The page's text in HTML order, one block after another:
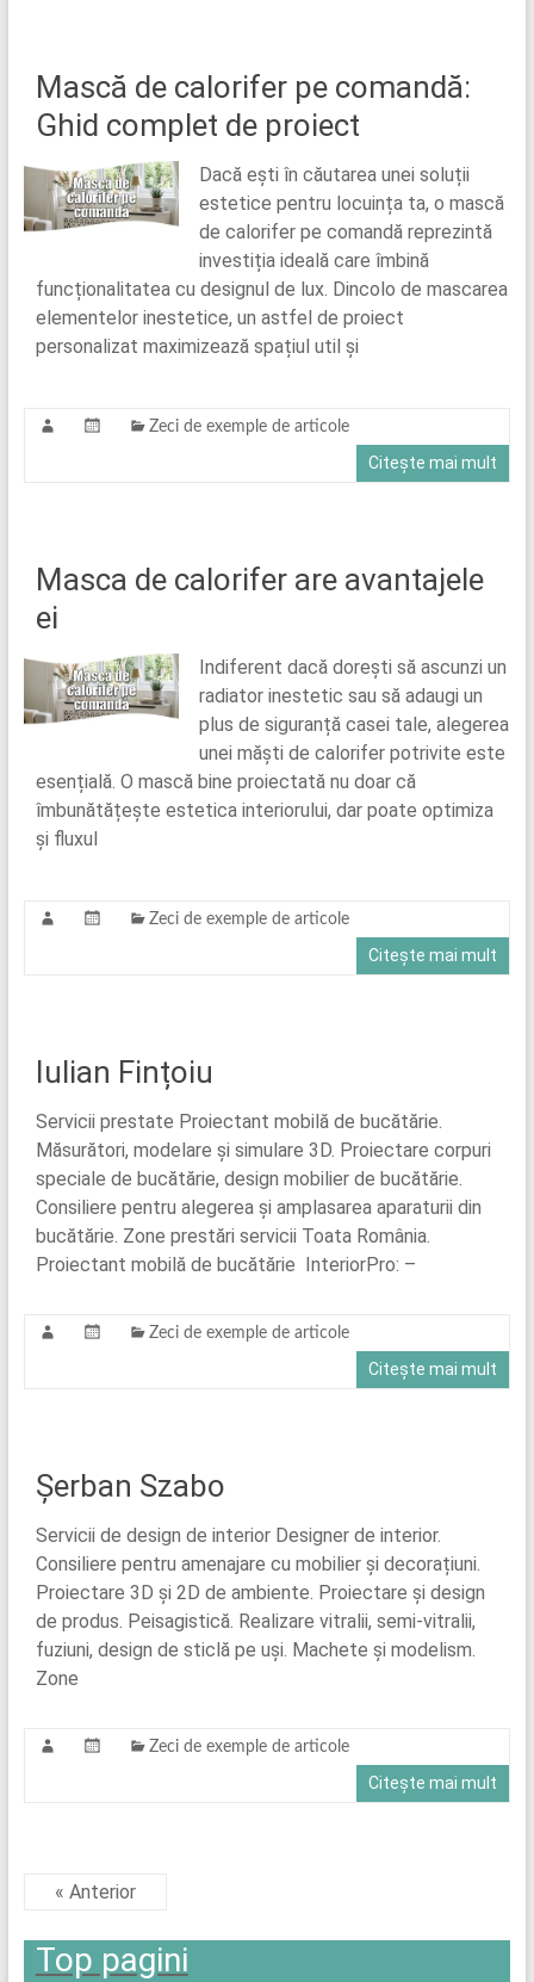
Mască de calorifer pe comandă:
Ghid complet de proiect
Dacă ești în căutarea unei soluții
estetice pentru locuința ta, o mască
de calorifer pe comandă reprezintă
investiția ideală care îmbină
funcționalitatea cu designul de lux. Dincolo de mascarea
elementelor inestetice, un astfel de proiect
personalizat maximizează spațiul util și
Zeci de exemple de articole
Citește mai mult
Masca de calorifer are avantajele
ei
Indiferent dacă dorești să ascunzi un
radiator inestetic sau să adaugi un
plus de siguranță casei tale, alegerea
unei măști de calorifer potrivite este
esențială. O mască bine proiectată nu doar că
îmbunătățește estetica interiorului, dar poate optimiza
și fluxul
Zeci de exemple de articole
Citește mai mult
Iulian Fințoiu
Servicii prestate Proiectant mobilă de bucătărie.
Măsurători, modelare și simulare 3D. Proiectare corpuri
speciale de bucătărie, design mobilier de bucătărie.
Consiliere pentru alegerea și amplasarea aparaturii din
bucătărie. Zone prestări servicii Toata România.
Proiectant mobilă de bucătărie InteriorPro: –
Zeci de exemple de articole
Citește mai mult
Șerban Szabo
Servicii de design de interior Designer de interior.
Consiliere pentru amenajare cu mobilier și decorațiuni.
Proiectare 3D și 2D de ambiente. Proiectare și design
de produs. Peisagistică. Realizare vitralii, semi-vitralii,
fuziuni, design de sticlă pe uși. Machete și modelism.
Zone
Zeci de exemple de articole
Citește mai mult
« Anterior
Top pagini